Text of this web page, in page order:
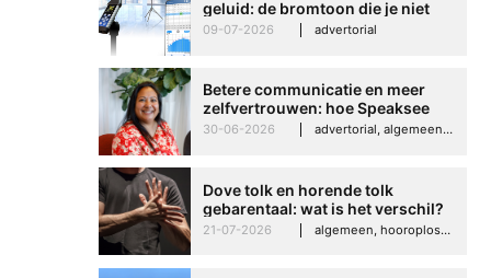
geluid: de bromtoon die je niet
kunt negeren
09-07-2026 advertorial
Betere communicatie en meer
zelfvertrouwen: hoe Speaksee
Imelda helpt om te groeien in
30-06-2026 advertorial, algemeen, hooroplossingen, interview
Dove tolk en horende tolk
gebarentaal: wat is het verschil?
21-07-2026 algemeen, hooroplossingen, hoorproblemen, samenleving & maatschappij